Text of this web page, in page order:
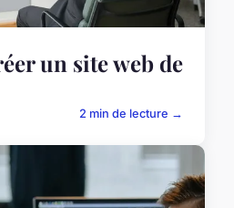
un site web de
2 min de lecture →